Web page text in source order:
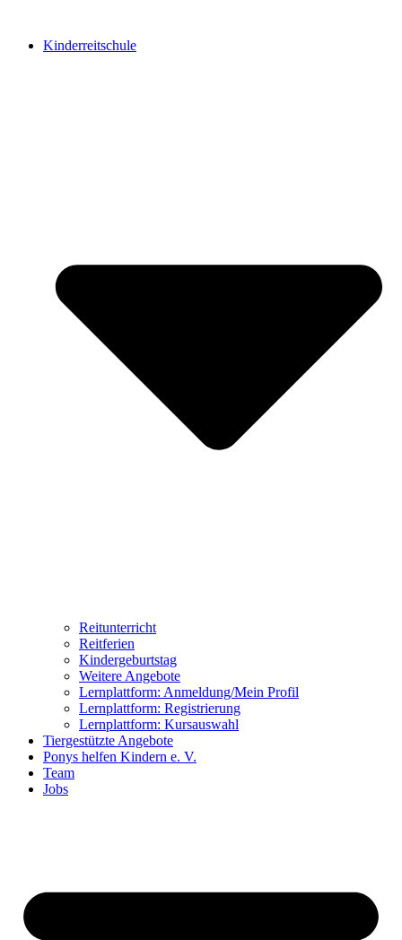
Kinderreitschule
Reitunterricht
Reitferien
Kindergeburtstag
Weitere Angebote
Lernplattform: Anmeldung/Mein Profil
Lernplattform: Registrierung
Lernplattform: Kursauswahl
Tiergestützte Angebote
Ponys helfen Kindern e. V.
Team
Jobs